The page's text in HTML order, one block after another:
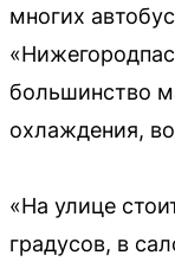
многих
большинство
охлаждения,
«На улице
градусов, в